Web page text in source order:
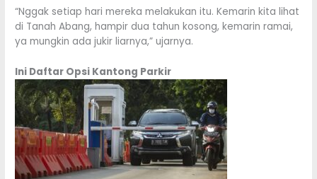
“Nggak setiap hari mereka melakukan itu. Kemarin kita lihat
di Tanah Abang, hampir dua tahun kosong, kemarin ramai,
ya mungkin ada jukir liarnya,” ujarnya.
Ini Daftar Opsi Kantong Parkir